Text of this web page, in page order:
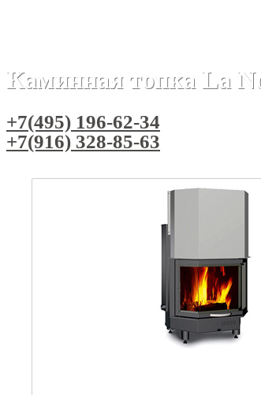
Каминная топка La
+7(495) 196-62-34
+7(916) 328-85-63